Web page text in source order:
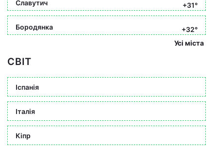
Славутич +31°
Бородянка
+32°
Усі міста
СВІТ
Іспанія
Італія
Кіпр